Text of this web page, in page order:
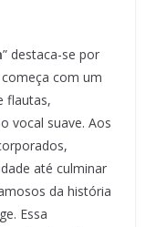
” destaca-se por
com um
flautas,
vocal suave. Aos
até culminar
da história
Essa